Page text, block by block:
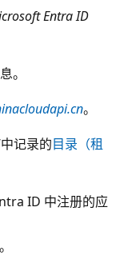
Entra ID
。
。
记录的目录（租
ID 中注册的应